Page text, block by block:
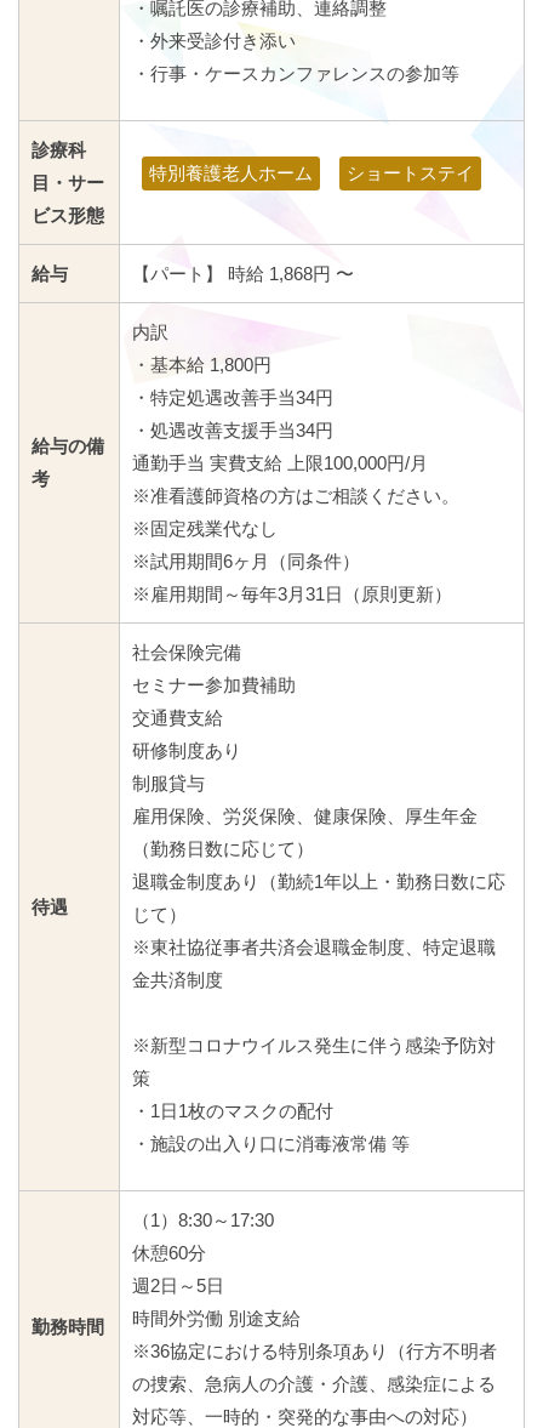
・嘱託医の診療補助、連絡調整
・外来受診付き添い
・行事・ケースカンファレンスの参加等
診療科
目・サー
ビス形態
特別養護老人ホーム ショートステイ
給与 【パート】 時給 1,868円 〜
給与の備
考
内訳
・基本給 1,800円
・特定処遇改善手当34円
・処遇改善支援手当34円
通勤手当 実費支給 上限100,000円/月
※准看護師資格の方はご相談ください。
※固定残業代なし
※試用期間6ヶ月（同条件）
※雇用期間～毎年3月31日（原則更新）
待遇
社会保険完備
セミナー参加費補助
交通費支給
研修制度あり
制服貸与
雇用保険、労災保険、健康保険、厚生年金
（勤務日数に応じて）
退職金制度あり（勤続1年以上・勤務日数に応
じて）
※東社協従事者共済会退職金制度、特定退職
金共済制度
※新型コロナウイルス発生に伴う感染予防対
策
・1日1枚のマスクの配付
・施設の出入り口に消毒液常備 等
勤務時間
（1）8:30～17:30
休憩60分
週2日～5日
時間外労働 別途支給
※36協定における特別条項あり（行方不明者
の捜索、急病人の介護・介護、感染症による
対応等、一時的・突発的な事由への対応）